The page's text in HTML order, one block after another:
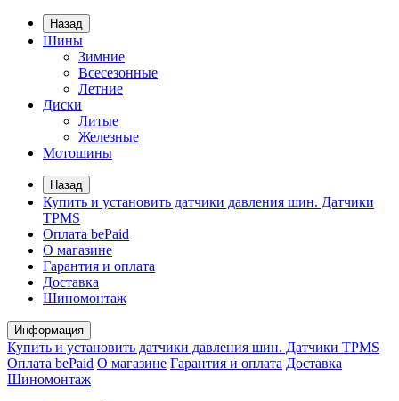
Назад
Шины
Зимние
Всесезонные
Летние
Диски
Литые
Железные
Мотошины
Назад
Купить и установить датчики давления шин. Датчики
TPMS
Оплата bePaid
О магазине
Гарантия и оплата
Доставка
Шиномонтаж
Информация
Купить и установить датчики давления шин. Датчики TPMS
Оплата bePaid О магазине Гарантия и оплата Доставка
Шиномонтаж